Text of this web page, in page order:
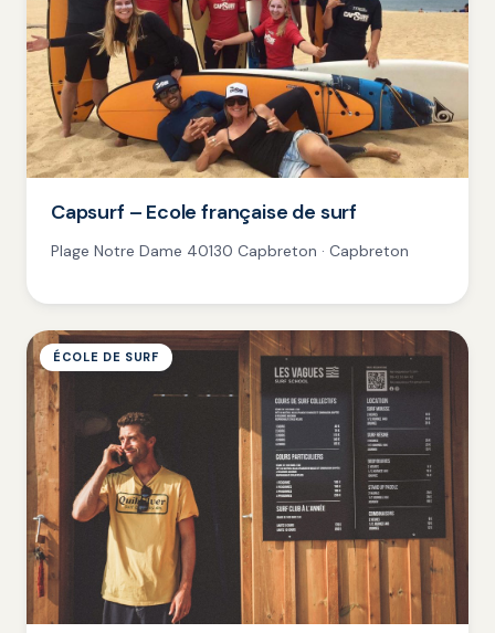
Capsurf – Ecole française de surf
Plage Notre Dame 40130 Capbreton · Capbreton
ÉCOLE DE SURF